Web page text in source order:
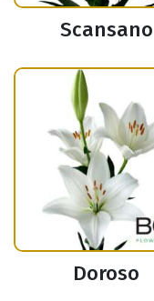
Scansano
Doroso